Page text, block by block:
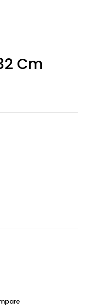
Cm